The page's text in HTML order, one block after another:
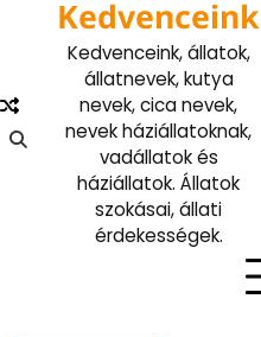
Kedvenceink
Kedvenceink, állatok,
állatnevek, kutya
nevek, cica nevek,
nevek háziállatoknak,
vadállatok és
háziállatok. Állatok
szokásai, állati
érdekességek.